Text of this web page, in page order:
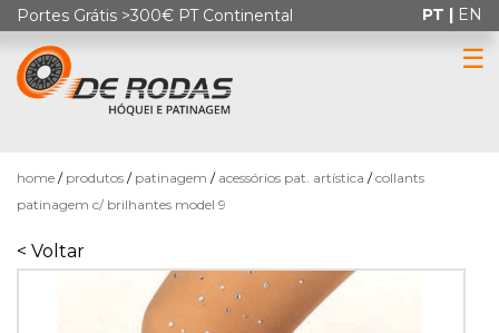
Portes Grátis >300€ PT Continental
☰
PT | EN
home produtos patinagem acessórios pat. artística
collants
patinagem c/ brilhantes model 9
< Voltar